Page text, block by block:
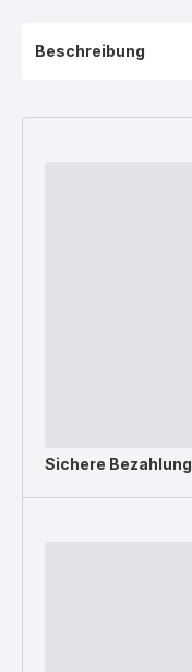
Beschreibung
Sichere Bezahlung